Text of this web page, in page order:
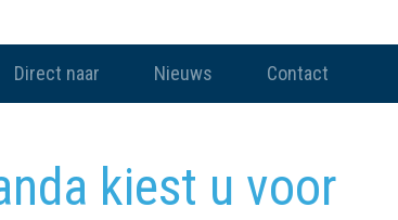
Direct naar Nieuws Contact
kiest u voor